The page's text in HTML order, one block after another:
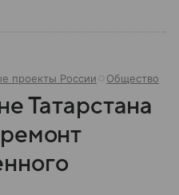
проекты России Общество
Татарстана